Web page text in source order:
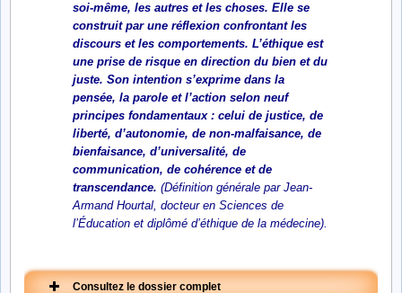
soi-même, les autres et les choses. Elle se
construit par une réflexion confrontant les
discours et les comportements. L’éthique est
une prise de risque en direction du bien et du
juste. Son intention s’exprime dans la
pensée, la parole et l’action selon neuf
principes fondamentaux : celui de justice, de
liberté, d’autonomie, de non-malfaisance, de
bienfaisance, d’universalité, de
communication, de cohérence et de
transcendance. (Définition générale par Jean-
Armand Hourtal, docteur en Sciences de
l’Éducation et diplômé d’éthique de la médecine).
Consultez le dossier complet